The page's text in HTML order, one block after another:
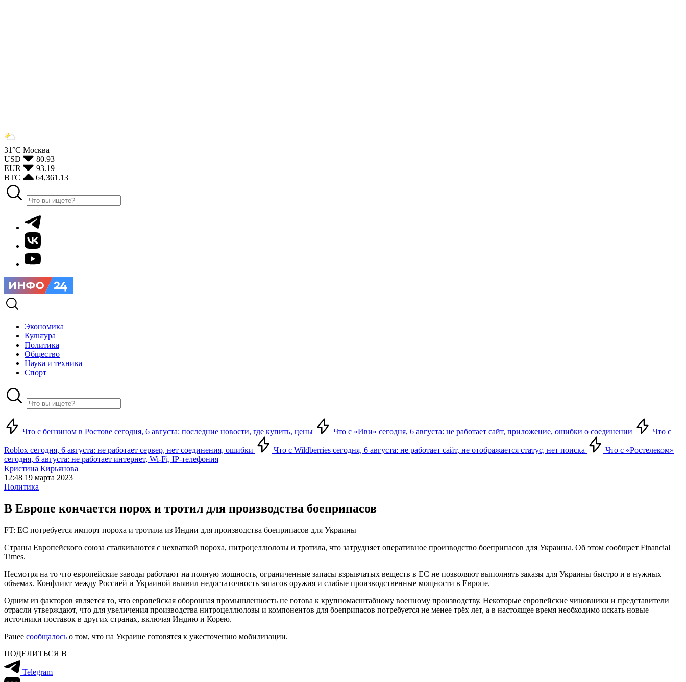
31°С Москва
USD
80.93
EUR
93.19
BTC
64,361.13
Экономика
Культура
Политика
Общество
Наука и техника
Спорт
Что с бензином в Ростове сегодня, 6 августа: последние новости, где купить, цены Что с «Иви» сегодня, 6 августа: не работает сайт, приложение, ошибки о соединении Что с
Roblox сегодня, 6 августа: не работает сервер, нет соединения, ошибки Что с Wildberries сегодня, 6 августа: не работает сайт, не отображается статус, нет поиска
Что с «Ростелеком»
сегодня, 6 августа: не работает интернет, Wi-Fi, IP-телефония
Кристина Кирьянова
12:48 19 марта 2023
Политика
В Европе кончается порох и тротил для производства боеприпасов
FT: ЕС потребуется импорт пороха и тротила из Индии для производства боеприпасов для Украины
Страны Европейского союза сталкиваются с нехваткой пороха, нитроцеллюлозы и тротила, что затрудняет оперативное производство боеприпасов для Украины. Об этом сообщает Financial
Times.
Несмотря на то что европейские заводы работают на полную мощность, ограниченные запасы взрывчатых веществ в ЕС не позволяют выполнять заказы для Украины быстро и в нужных
объемах. Конфликт между Россией и Украиной выявил недостаточность запасов оружия и слабые производственные мощности в Европе.
Одним из факторов является то, что европейская оборонная промышленность не готова к крупномасштабному военному производству. Некоторые европейские чиновники и представители
отрасли утверждают, что для увеличения производства нитроцеллюлозы и компонентов для боеприпасов потребуется не менее трёх лет, а в настоящее время необходимо искать новые
источники поставок в других странах, включая Индию и Корею.
Ранее сообщалось о том, что на Украине готовятся к ужесточению мобилизации.
ПОДЕЛИТЬСЯ В
Telegram